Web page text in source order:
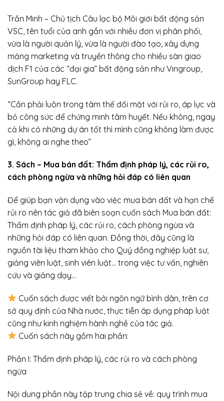
Trần Minh – Chủ tịch Câu lạc bộ Môi giới bất động sản
VSC, tên tuổi của anh gắn với nhiều đơn vị phân phối,
vừa là người quản lý, vừa là người đào tạo, xây dựng
mảng marketing và truyền thông cho nhiều sàn giao
dịch F1 của các “đại gia” bất động sản như Vingroup,
SunGroup hay FLC.
“Cần phải luôn trong tâm thế đối mặt với rủi ro, áp lực và
bỏ công sức để chứng minh tâm huyết. Nếu không, ngay
cả khi có những dự án tốt thì mình cũng không làm được
gì, không ai nghe theo”
3. Sách – Mua bán đất: Thẩm định pháp lý, các rủi ro,
cách phòng ngừa và những hỏi đáp có liên quan
Để giúp bạn vận dụng vào việc mua bán đất và hạn chế
rủi ro nên tác giả đã biên soạn cuốn sách Mua bán đất:
Thẩm định pháp lý, các rủi ro, cách phòng ngừa và
những hỏi đáp có liên quan. Đồng thời, đây cũng là
nguồn tài liệu tham khảo cho Quý đồng nghiệp luật sư,
giảng viên luật, sinh viên luật… trong việc tư vấn, nghiên
cứu và giảng dạy…
Cuốn sách được viết bởi ngôn ngữ bình dân, trên cơ
sở quy định của Nhà nước, thực tiễn áp dụng pháp luật
cũng như kinh nghiệm hành nghề của tác giả.
Cuốn sách này gồm hai phần:
Phần I: Thẩm định pháp lý, các rủi ro và cách phòng
ngừa
Nội dung phần này tập trung chia sẻ về: quy trình mua